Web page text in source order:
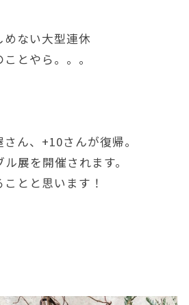
ない大型連休
とやら。。。
ん、+10さんが復帰。
展を開催されます。
とと思います！